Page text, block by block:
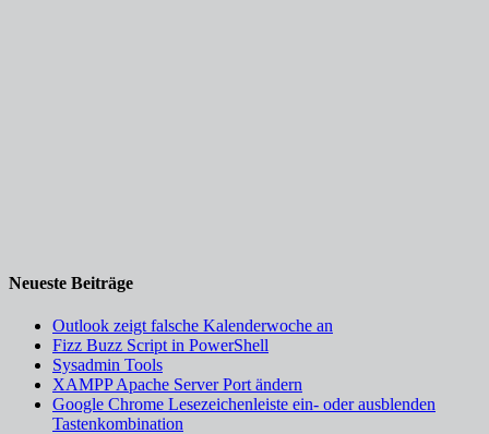
Neueste Beiträge
Outlook zeigt falsche Kalenderwoche an
Fizz Buzz Script in PowerShell
Sysadmin Tools
XAMPP Apache Server Port ändern
Google Chrome Lesezeichenleiste ein- oder ausblenden
Tastenkombination